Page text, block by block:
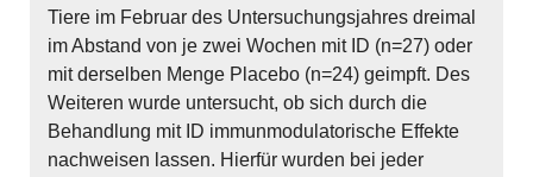
Tiere im Februar des Untersuchungsjahres dreimal
im Abstand von je zwei Wochen mit ID (n=27) oder
mit derselben Menge Placebo (n=24) geimpft. Des
Weiteren wurde untersucht, ob sich durch die
Behandlung mit ID immunmodulatorische Effekte
nachweisen lassen. Hierfür wurden bei jeder